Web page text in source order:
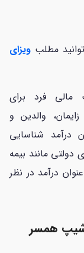
مطلب ویزای
مالی فرد برای
والدین و
درآمد شناسایی
مانند بیمه
درآمد در نظر
همسر